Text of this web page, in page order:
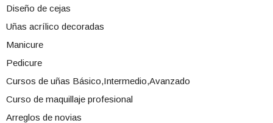
Diseño de cejas
Uñas acrílico decoradas
Manicure
Pedicure
Cursos de uñas Básico,Intermedio,Avanzado
Curso de maquillaje profesional
Arreglos de novias